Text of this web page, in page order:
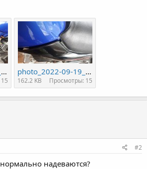
photo_2022-09-19_16-25-48.jpg photo_2022-09-19_16-25-51.jpg
162.2 KB Просмотры: 15
#2
надеваются?